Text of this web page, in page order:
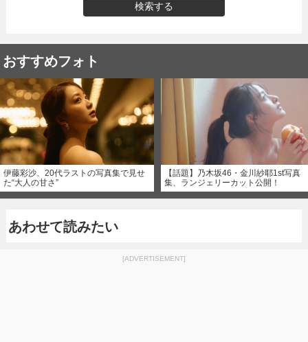
検索する
おすすめフォト
伊藤彩沙、20代ラストの写真集で見せ
た“大人の甘さ”
【話題】乃木坂46・金川紗耶1st写真
集、ランジェリーカット公開！
あわせて読みたい
[ADVERTISEMENT]